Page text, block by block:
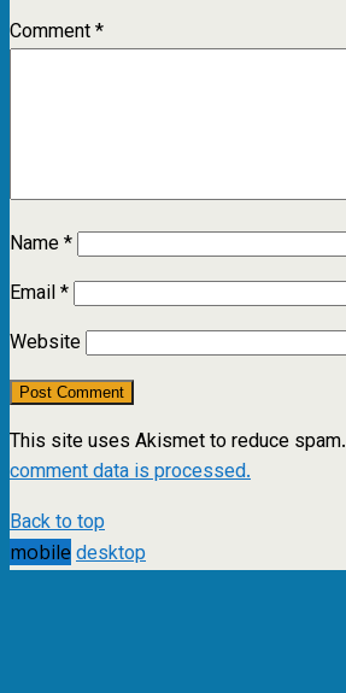
Comment*
Name*
Email*
Website
This site uses Akismet to reduce spam.
comment data is processed.
Back to top
mobile desktop